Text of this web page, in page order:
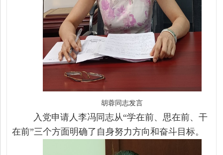
胡蓉同志发言
入党申请人李冯同志从“学在前、思在前、干
在前”三个方面明确了自身努力方向和奋斗目标。